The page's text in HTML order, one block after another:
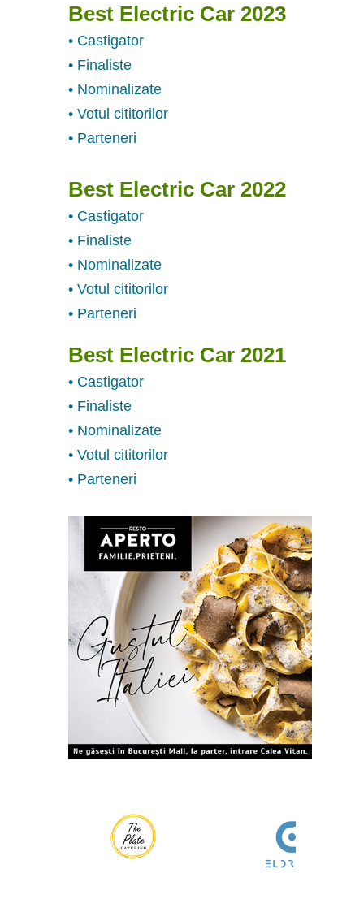
Best Electric Car 2023
• Castigator
• Finaliste
• Nominalizate
• Votul cititorilor
• Parteneri
Best Electric Car 2022
• Castigator
• Finaliste
• Nominalizate
• Votul cititorilor
• Parteneri
Best Electric Car 2021
• Castigator
• Finaliste
• Nominalizate
• Votul cititorilor
• Parteneri